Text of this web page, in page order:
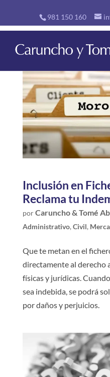
981 150 160
Inclusión en
Reclama tu
porCaruncho & Tomé
Administrativo, Civil,
Que te metan en el
directamente al derecho
físicas y jurídicas.
sea indebida, se podrá
por daños y perjuicios.